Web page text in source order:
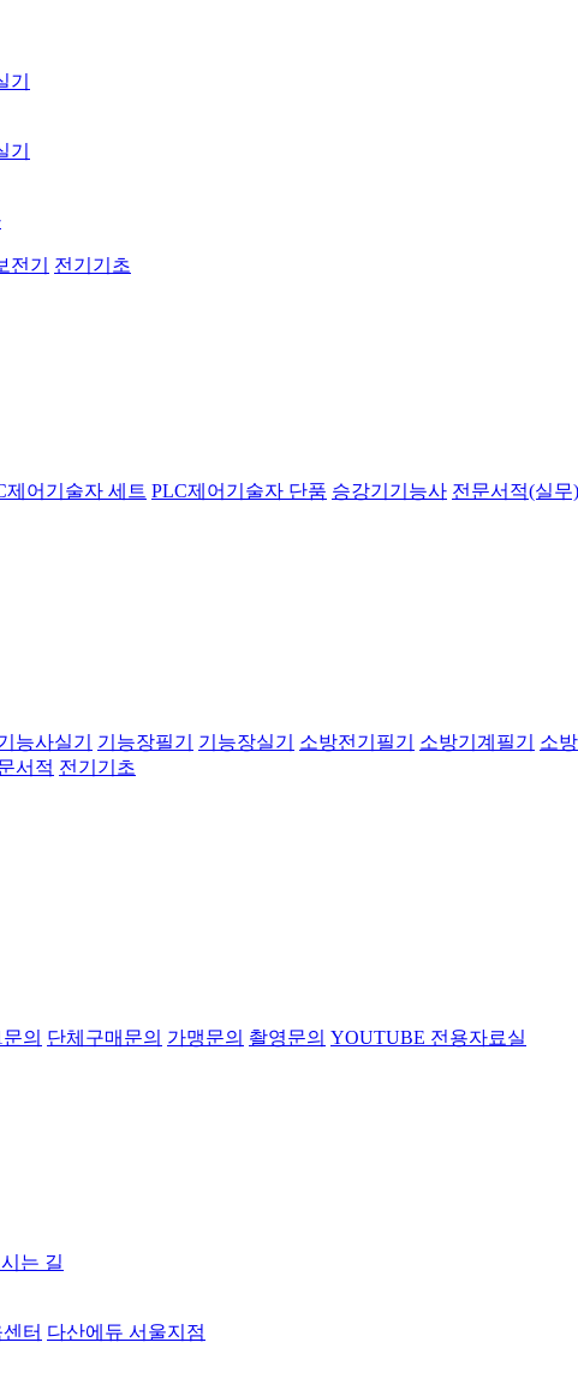
기
기
전기 전기기초
제어기술자 세트 PLC제어기술자 단품 승강기기능사 전문서적(실
능사실기 기능장필기 기능장실기 소방전기필기 소방기계필기
소
서적 전기기초
의 단체구매문의 가맹문의 촬영문의 YOUTUBE 전용자료실
는 길
터 다산에듀 서울지점